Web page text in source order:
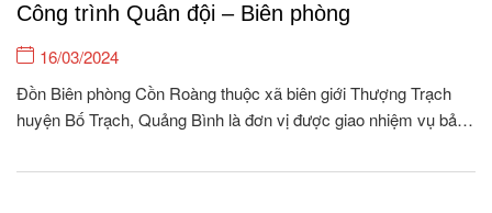
Công trình Quân đội – Biên phòng
16/03/2024
Đồn Biên phòng Cồn Roàng thuộc xã biên giới Thượng Trạch
huyện Bố Trạch, Quảng Bình là đơn vị được giao nhiệm vụ bảo
hộ/1118 khẩu xã Thượng Trạch và quản lý 01 xã nội địa Tân...